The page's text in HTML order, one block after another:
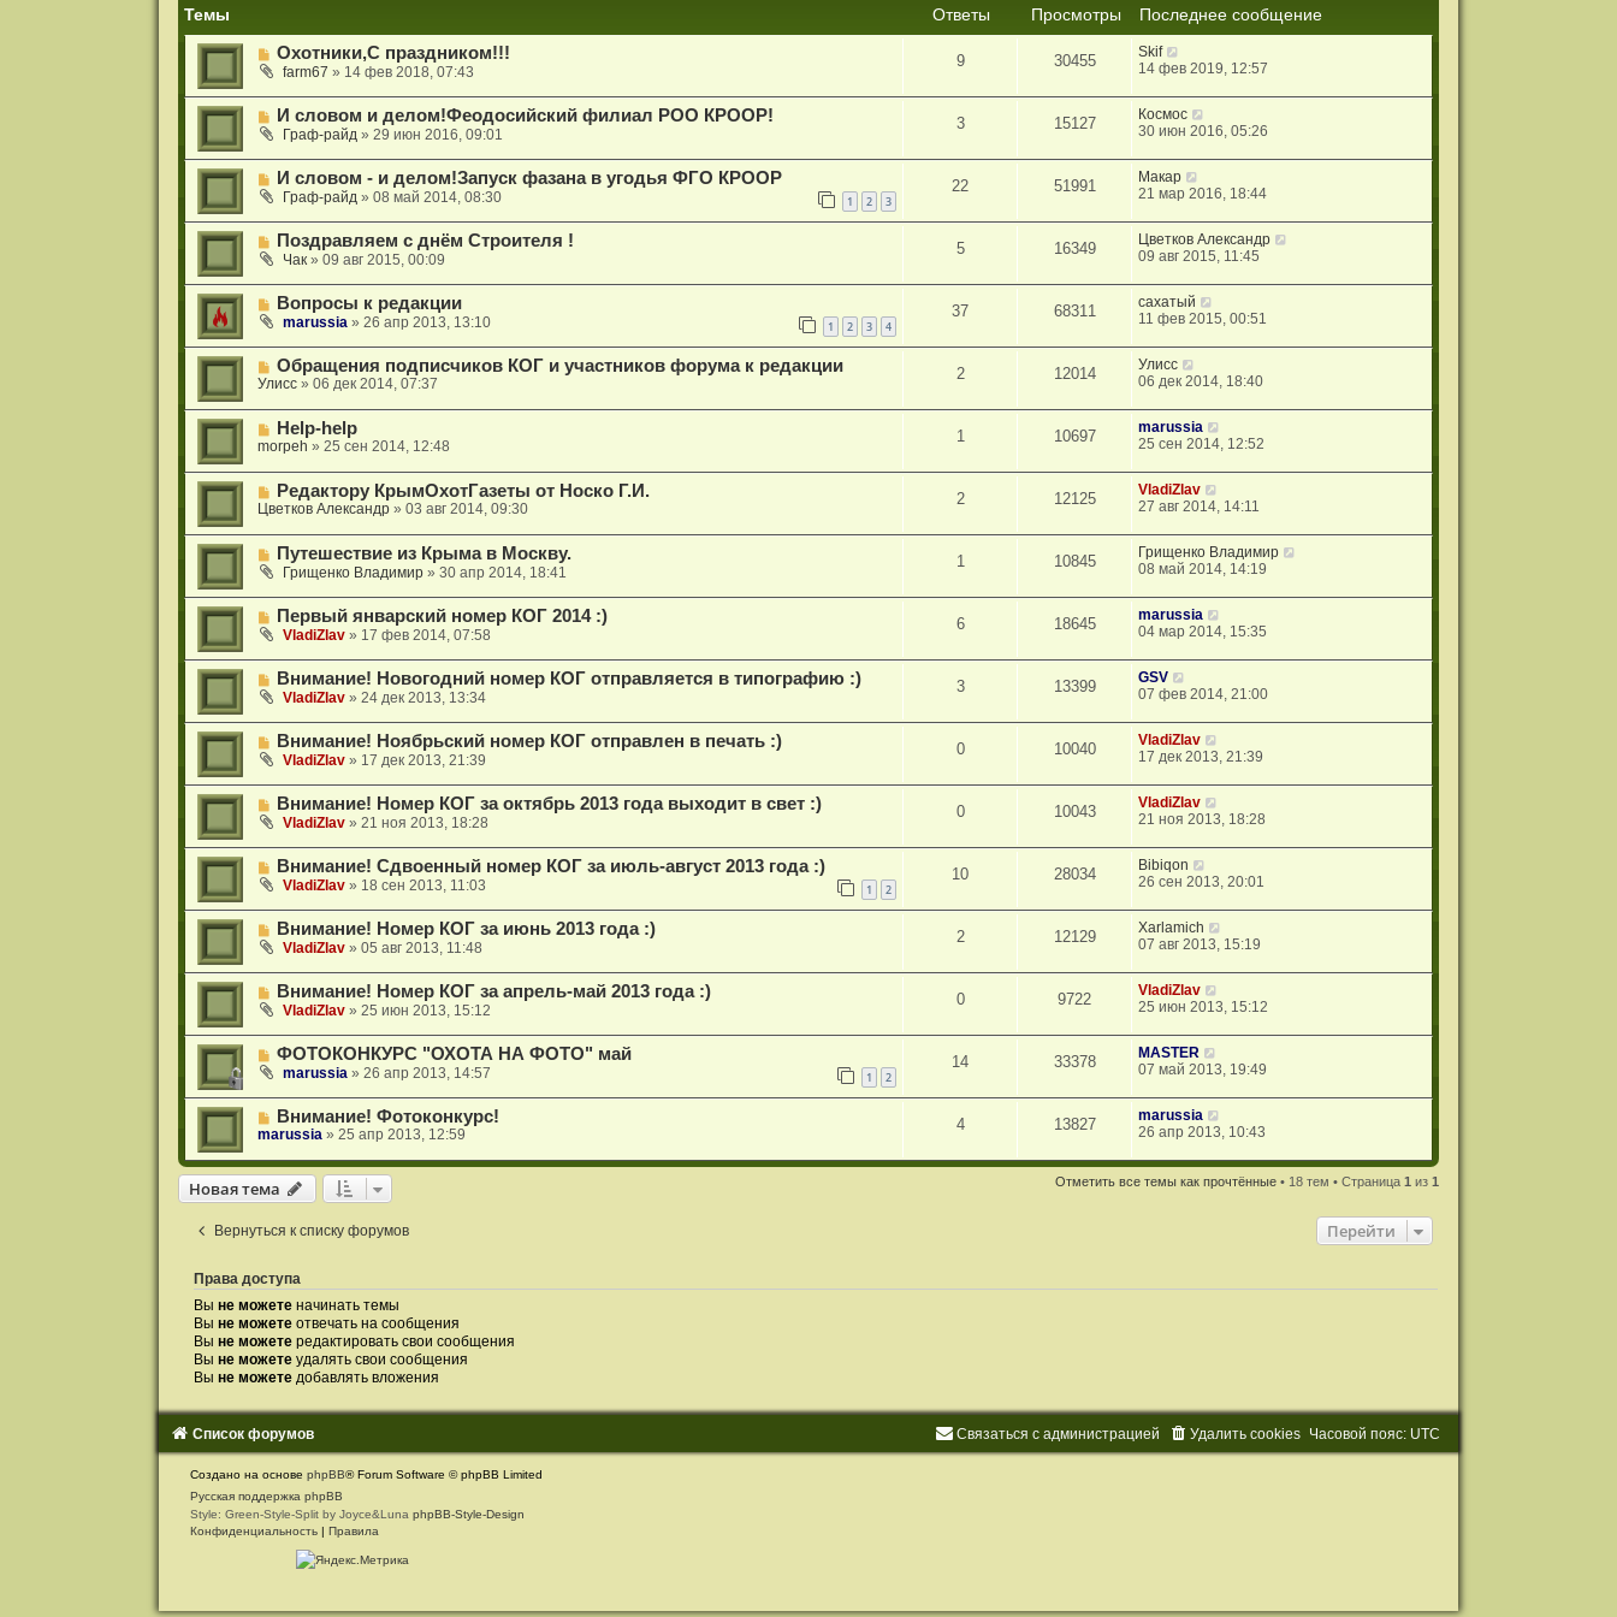
и
я
Темы Ответы Просмотры
Последнее сообщение
Охотники,С праздником!!!
farm67 » 14 фев 2018, 07:43
9 30455
Skif
14 фев 2019, 12:57
И словом и делом!Феодосийский филиал РОО КРООР!
Граф-райд » 29 июн 2016, 09:01
3 15127
Космос
30 июн 2016, 05:26
И словом - и делом!Запуск фазана в угодья ФГО КРООР
Граф-райд » 08 май 2014, 08:30 1 2 3
22 51991
Макар
21 мар 2016, 18:44
Поздравляем с днём Строителя !
Чак» 09 авг 2015, 00:09
5 16349
Цветков Александр
09 авг 2015, 11:45
Вопросы к редакции
marussia » 26 апр 2013, 13:10 1 2 3 4
37 68311
сахатый
11 фев 2015, 00:51
Обращения подписчиков КОГ и участников форума к редакции
Улисс» 06 дек 2014, 07:37
2 12014
Улисс
06 дек 2014, 18:40
Help-help
morpeh » 25 сен 2014, 12:48
1 10697
marussia
25 сен 2014, 12:52
Редактору КрымОхотГазеты от Носко Г.И.
Цветков Александр» 03 авг 2014, 09:30
2 12125
VladiZlav
27 авг 2014, 14:11
Путешествие из Крыма в Москву.
Грищенко Владимир» 30 апр 2014, 18:41
1 10845
Грищенко Владимир
08 май 2014, 14:19
Первый январский номер КОГ 2014 :)
VladiZlav» 17 фев 2014, 07:58
6 18645
marussia
04 мар 2014, 15:35
Внимание! Новогодний номер КОГ отправляется в типографию :)
VladiZlav» 24 дек 2013, 13:34
3 13399
GSV
07 фев 2014, 21:00
Внимание! Ноябрьский номер КОГ отправлен в печать :)
VladiZlav» 17 дек 2013, 21:39
0 10040
VladiZlav
17 дек 2013, 21:39
Внимание! Номер КОГ за октябрь 2013 года выходит в свет :)
VladiZlav» 21 ноя 2013, 18:28
0 10043
VladiZlav
21 ноя 2013, 18:28
Внимание! Сдвоенный номер КОГ за июль-август 2013 года :)
VladiZlav» 18 сен 2013, 11:03 1 2
10 28034
Bibiqon
26 сен 2013, 20:01
Внимание! Номер КОГ за июнь 2013 года :)
VladiZlav» 05 авг 2013, 11:48
2 12129
Xarlamich
07 авг 2013, 15:19
Внимание! Номер КОГ за апрель-май 2013 года :)
VladiZlav» 25 июн 2013, 15:12
0 9722
VladiZlav
25 июн 2013, 15:12
ФОТОКОНКУРС "ОХОТА НА ФОТО" май
marussia » 26 апр 2013, 14:57 1 2
14 33378
MASTER
07 май 2013, 19:49
Внимание! Фотоконкурс!
marussia » 25 апр 2013, 12:59
4 13827
marussia
26 апр 2013, 10:43
Новая тема
Новаятема Отметить все темы как прочтённые • 18 тем • Страница1 из1
Вернуться к списку форумов Перейти
Права доступа
Вы не можетеначинать темы
Вы не можетеотвечать на сообщения
Вы не можетередактировать свои сообщения
Вы не можетеудалять свои сообщения
Вы не можетедобавлять вложения
Список форумов Часовой пояс: UTC
Удалить cookies
Связаться с администрацией
Создано на основе phpBB® Forum Software © phpBB Limited
Русская поддержка phpBB
Style: Green-Style-Split by Joyce&Luna phpBB-Style-Design
Конфиденциальность | Правила